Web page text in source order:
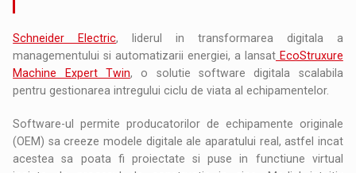
Schneider Electric, liderul in transformarea digitala a
managementului si automatizarii energiei, a lansatEcoStruxure
Machine Expert Twin, o solutie software digitala scalabila
pentru gestionarea intregului ciclu de viata al echipamentelor.
Software-ul permite producatorilor de echipamente originale
(OEM) sa creeze modele digitale ale aparatului real, astfel incat
acestea sa poata fi proiectate si puse in functiune virtual